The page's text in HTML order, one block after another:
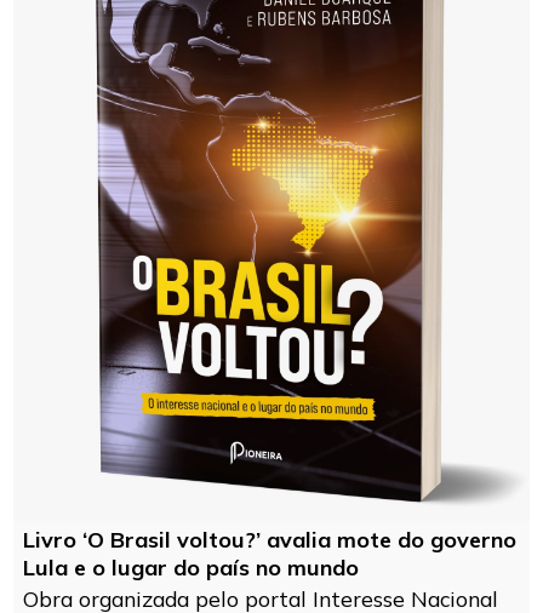
Livro ‘O Brasil voltou?’ avalia mote do governo
Lula e o lugar do país no mundo
Obra organizada pelo portal Interesse Nacional